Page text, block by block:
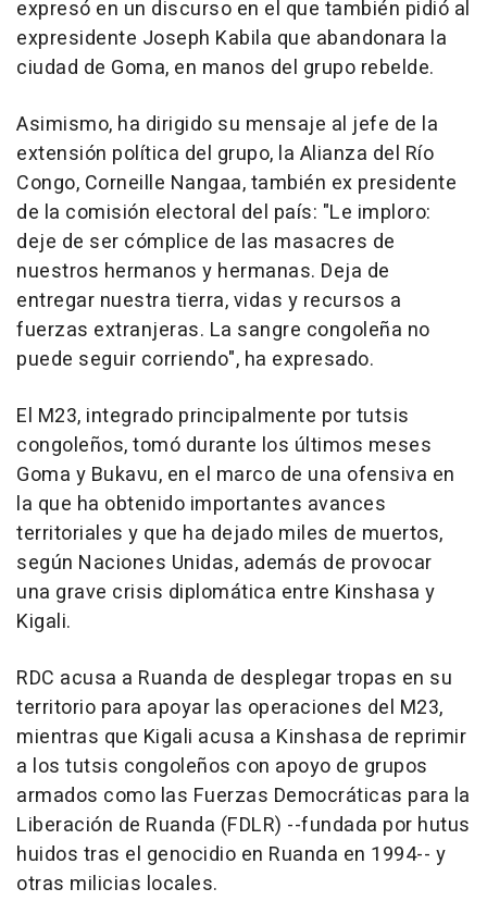
expresó en un discurso en el que también pidió al
expresidente Joseph Kabila que abandonara la
ciudad de Goma, en manos del grupo rebelde.
Asimismo, ha dirigido su mensaje al jefe de la
extensión política del grupo, la Alianza del Río
Congo, Corneille Nangaa, también ex presidente
de la comisión electoral del país: "Le imploro:
deje de ser cómplice de las masacres de
nuestros hermanos y hermanas. Deja de
entregar nuestra tierra, vidas y recursos a
fuerzas extranjeras. La sangre congoleña no
puede seguir corriendo", ha expresado.
El M23, integrado principalmente por tutsis
congoleños, tomó durante los últimos meses
Goma y Bukavu, en el marco de una ofensiva en
la que ha obtenido importantes avances
territoriales y que ha dejado miles de muertos,
según Naciones Unidas, además de provocar
una grave crisis diplomática entre Kinshasa y
Kigali.
RDC acusa a Ruanda de desplegar tropas en su
territorio para apoyar las operaciones del M23,
mientras que Kigali acusa a Kinshasa de reprimir
a los tutsis congoleños con apoyo de grupos
armados como las Fuerzas Democráticas para la
Liberación de Ruanda (FDLR) --fundada por hutus
huidos tras el genocidio en Ruanda en 1994-- y
otras milicias locales.